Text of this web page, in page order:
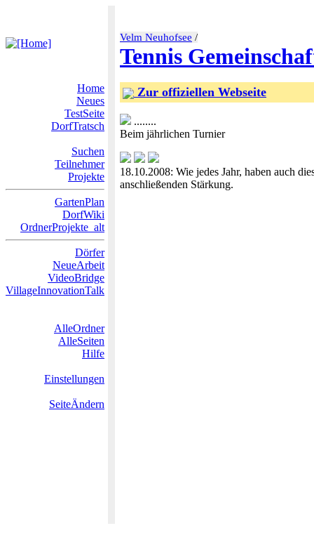
Velm Neuhofsee /
Tennis
Home
Neues
TestSeite
DorfTratsch
Suchen
Teilnehmer
Projekte
GartenPlan
DorfWiki
OrdnerProjekte_alt
Dörfer
NeueArbeit
VideoBridge
VillageInnovationTalk
AlleOrdner
AlleSeiten
Hilfe
Einstellungen
SeiteÄndern
Zur offiziellen Webseite
........
Beim jährlichen Turnier
18.10.2008: Wie jedes Jahr, haben auch
anschließenden Stärkung.